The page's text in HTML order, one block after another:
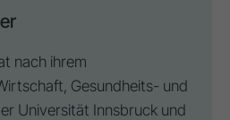
nach ihrem
Gesundheits- und
Universität Innsbruck und